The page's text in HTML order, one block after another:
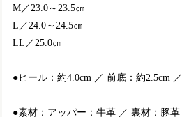
M／23.0～23.5㎝
L／24.0～24.5㎝
LL／25.0㎝
●ヒール：約4.0cm ／ 前底：約2.5cm
●素材：アッパー：牛革 ／ 裏材：豚